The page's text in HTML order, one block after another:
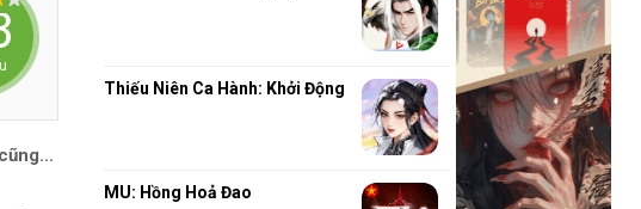
Thiếu Niên Ca Hành: Khởi Động
MU: Hồng Hoả Đao